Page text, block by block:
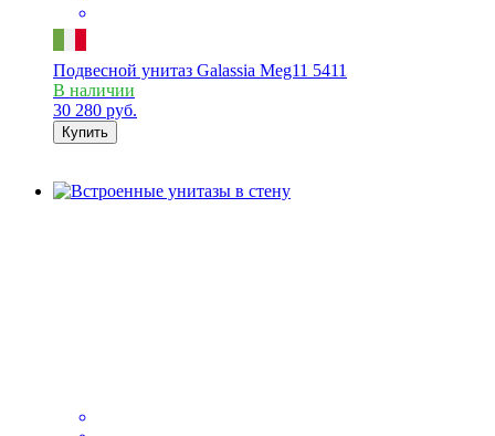
Подвесной унитаз Galassia Meg11 5411
В наличии
30 280 руб.
Купить